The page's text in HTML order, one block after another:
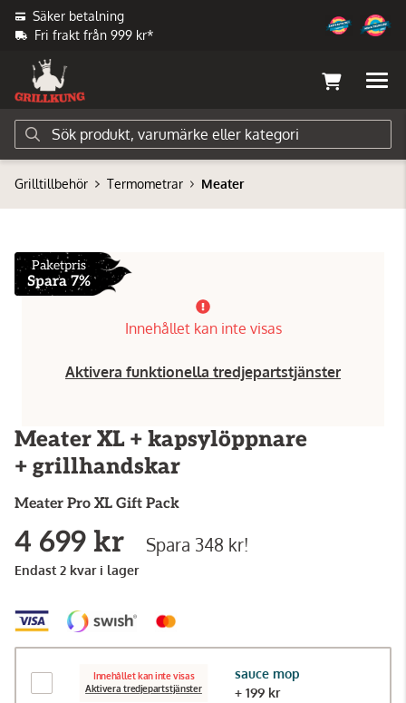
Säker betalning
Fri frakt från 999 kr*
Grilltillbehör Termometrar Meater
Paketpris
Spara 7%
Innehållet kan inte visas
Aktivera funktionella tredjepartstjänster
Meater XL + kapsylöppnare
+ grillhandskar
Meater Pro XL Gift Pack
4 699 kr Spara 348 kr!
Endast 2 kvar i lager
Innehållet kan inte visas
Aktivera tredjepartstjänster
sauce mop
+ 199 kr